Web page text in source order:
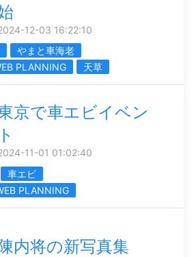
12-03 16:22:10
やまと車海老
PLANNING
天草
京で車エビイベン
ト
11-01 01:02:40
車エビ
PLANNING
内将の新写真集